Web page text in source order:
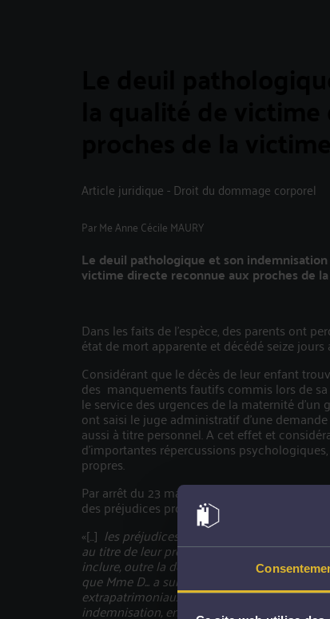
Article juridique - Droit du dommage corporel
ParMe Anne Cécile MAURY
Le deuil pathologique et son
victime directe reconnue aux proches de
Dans les faits de l’espèce, des parents ont
état de mort apparente et décédé seize jours
Considérant que le décès de leur enfant
des manquements fautifs commis lors de
le service des urgences de la maternité
ont saisi le juge administratif d’une
aussi à titre personnel. A cet effet et
d'importantes répercussions
propres.
Par arrêt du 23 mai 2024, la Cour
des préjudices propres des parents
«[...] les préjudices résultant, pour eux, du
au titre de leur préjudice d'affection, par le
inclure, outre la douleur morale liée au
que Mme D... a subi du fait de ce décès,
extrapatrimoniaux découlant de leur état
indemnisation, en l'absence de lien direct